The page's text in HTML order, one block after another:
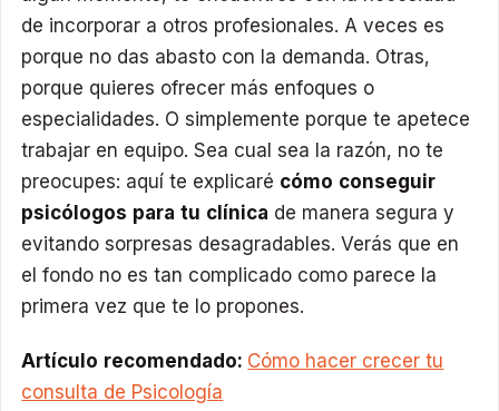
de incorporar a otros profesionales. A veces es
porque no das abasto con la demanda. Otras,
porque quieres ofrecer más enfoques o
especialidades. O simplemente porque te apetece
trabajar en equipo. Sea cual sea la razón, no te
preocupes: aquí te explicaré cómo conseguir
psicólogos para tu clínica de manera segura y
evitando sorpresas desagradables. Verás que en
el fondo no es tan complicado como parece la
primera vez que te lo propones.
Artículo recomendado: Cómo hacer crecer tu
consulta de Psicología